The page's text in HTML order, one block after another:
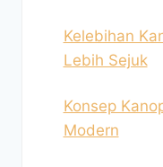
Kelebihan
Lebih Sejuk
Konsep
Modern